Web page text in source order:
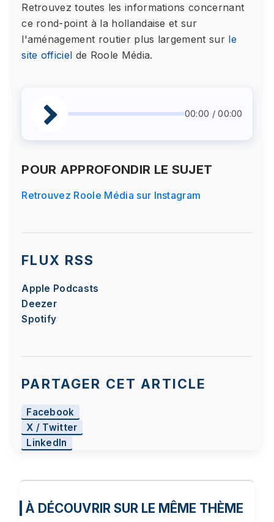
Retrouvez toutes les informations concernant
ce rond-point à la hollandaise et sur
l'aménagement routier plus largement sur le
site officiel de Roole Média.
00:00 / 00:00
POUR APPROFONDIR LE SUJET
Retrouvez Roole Média sur Instagram
FLUX RSS
Apple Podcasts
Deezer
Spotify
PARTAGER CET ARTICLE
Facebook
X / Twitter
LinkedIn
À DÉCOUVRIR SUR LE MÊME THÈME